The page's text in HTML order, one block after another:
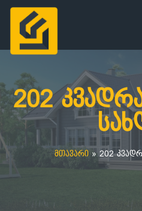
202
მთავარი » 202